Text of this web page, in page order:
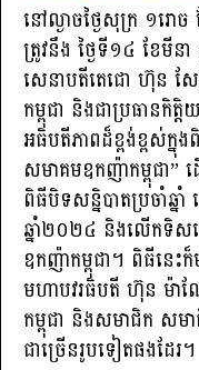
នៅល្ងាចថ្ងៃសុក្រ ១រ
ត្រូវនឹង ថ្ងៃទី១៤ ខែមីន
សេនាបតីតេជោ ហ៊ុន សែ
កម្ពុជា និងជាប្រធានកិ
អធិបតីភាពដ៏ខ្ពង់ខ្ពស់ក្នុ
សមាគមឧកញ៉ាកម្ពុជា”
ពិធីបិទសន្និបាតប្រចាំឆ្
ឆ្នាំ២០២៤ និងលើកទិស
ឧកញ៉ាកម្ពុជា។ ពិធីនេះ
មហាបវរធិបតី ហ៊ុន ម៉ាណែ
កម្ពុជា និងសមាជិក សមា
ជាច្រើនរូបទៀតផងដែរ។